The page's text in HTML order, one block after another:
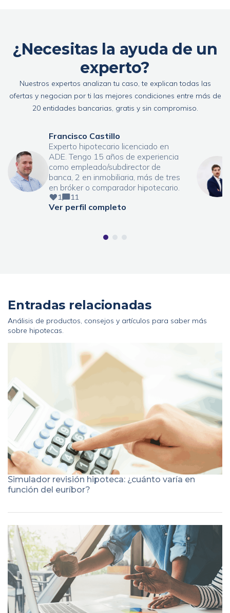
¿Necesitas la ayuda de un
experto?
Nuestros expertos analizan tu caso, te explican todas las
ofertas y negocian por ti las mejores condiciones entre más de
20 entidades bancarias, gratis y sin compromiso.
Francisco Castillo
Experto hipotecario licenciado en
ADE. Tengo 15 años de experiencia
como empleado/subdirector de
banca, 2 en inmobiliaria, más de tres
en bróker o comparador hipotecario.
1 11
Ver perfil completo
Entradas relacionadas
Análisis de productos, consejos y artículos para saber más
sobre hipotecas.
Simulador revisión hipoteca: ¿cuánto varía en
función del euríbor?